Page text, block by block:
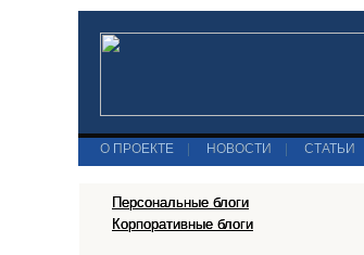
О ПРОЕКТЕ НОВОСТИ СТАТЬИ
Персональные блоги
Корпоративные блоги